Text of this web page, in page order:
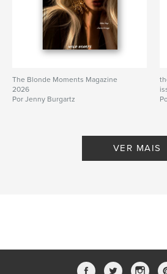
The Blonde Moments Magazine
2026
Por Jenny Burgartz
VER MAIS